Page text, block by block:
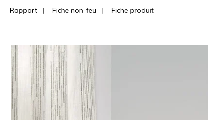
Rapport | Fiche non-feu | Fiche produit